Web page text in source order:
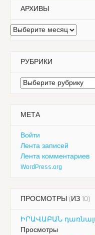
АРХИВЫ
Архивы
РУБРИКИ
Рубрики
МЕТА
Войти
Лента записей
Лента комментариев
WordPress.org
ПРОСМОТРЫ (ИЗ 10)
ԻՐԱՎԱԲԱՆ
Просмотры